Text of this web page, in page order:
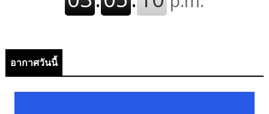
อากาศวันนี้